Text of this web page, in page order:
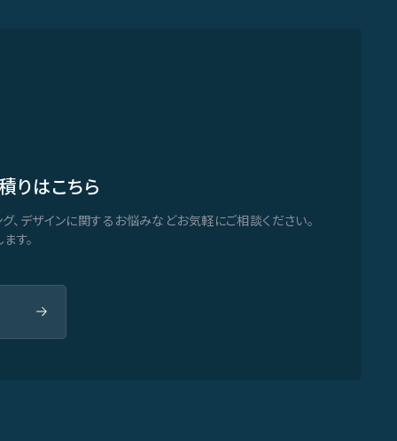
りはこちら
、デザインに関するお悩みなどお気軽にご相談ください。
す。